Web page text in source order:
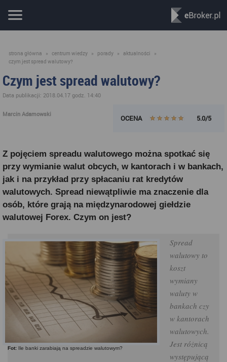
strona główna » centrum wiedzy » porady » aktualności
»
czym jest spread walutowy?
Czym jest spread walutowy?
Data publikacji: 2018.04.17 godz. 14:40
Marcin Adamowski OCENA 5.0/5
Z pojęciem spreadu walutowego można spotkać się
przy wymianie walut obcych, w kantorach i w bankach,
jak i na przykład przy spłacaniu rat kredytów
walutowych. Spread niewątpliwie ma znaczenie dla
osób, które grają na międzynarodowej giełdzie
walutowej Forex. Czym on jest?
Fot: Ile banki zarabiają na spreadzie walutowym?
Spread
walutowy to
koszt
wymiany
waluty w
bankach czy
w kantorach
walutowych.
Jest różnicą
występującą